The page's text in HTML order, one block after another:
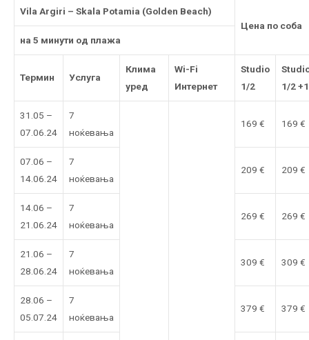
Vila Argiri – Skala Potamia (Golden Beach)
Цена по соба
на 5 минути од плажа
Термин Услуга
Клима
уред
Wi-Fi
Интернет
Studio
1/2
1/2 +1
31.05 –
07.06.24
7
ноќевања
169 € 169 €
07.06 –
14.06.24
7
ноќевања
209 € 209 €
14.06 –
21.06.24
7
ноќевања
269 € 269 €
21.06 –
28.06.24
7
ноќевања
309 € 309 €
28.06 –
05.07.24
7
ноќевања
379 € 379 €